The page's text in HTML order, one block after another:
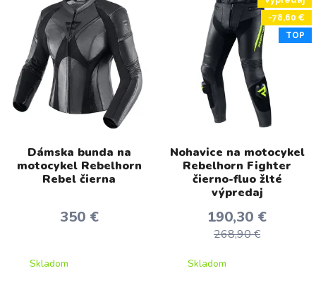
Dámska bunda na
motocykel Rebelhorn
Rebel čierna
350 €
Skladom
-78,60 €
TOP
Nohavice na motocykel
Rebelhorn Fighter
čierno-fluo žlté
výpredaj
190,30 €
268,90 €
Skladom